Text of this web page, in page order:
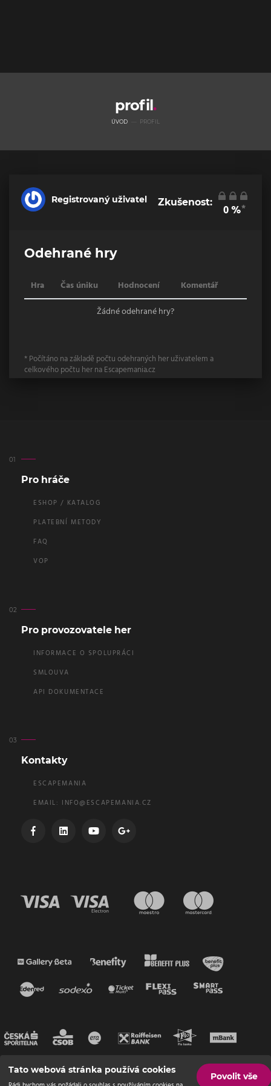
profil
ÚVOD PROFIL
Registrovaný uživatel Zkušenost:
0%*
Odehrané hry
Hra Čas úniku Hodnocení
Komentář
Žádné odehrané hry?
* Počítáno na základě počtu odehraných her uživatelem a
celkového počtu her na Escapemania.cz
Pro hráče
ESHOP / KATALOG
PLATEBNÍ METODY
FAQ
VOP
Pro provozovatele her
INFORMACE O SPOLUPRÁCI
SMLOUVA
API DOKUMENTACE
Kontakty
ESCAPEMANIA
EMAIL: INFO@ESCAPEMANIA.CZ
Tato webová stránka používá cookies
Povolit vše